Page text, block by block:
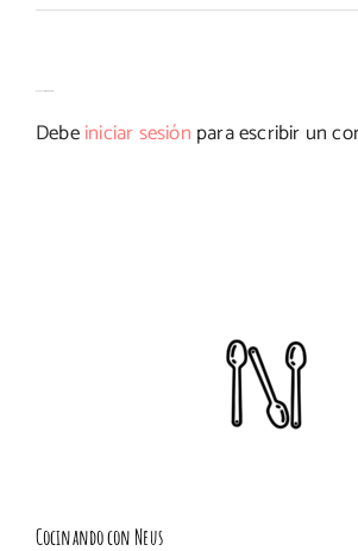
Debeiniciar sesión para escribir un
Cocinando con Neus